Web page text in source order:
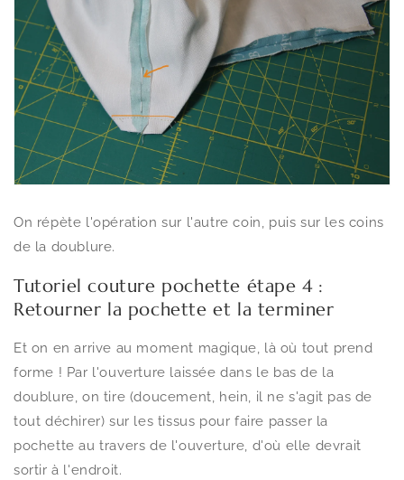
On répète l'opération sur l'autre coin, puis sur les coins
de la doublure.
Tutoriel couture pochette étape 4 :
Retourner la pochette et la terminer
Et on en arrive au moment magique, là où tout prend
forme ! Par l'ouverture laissée dans le bas de la
doublure, on tire (doucement, hein, il ne s'agit pas de
tout déchirer) sur les tissus pour faire passer la
pochette au travers de l'ouverture, d'où elle devrait
sortir à l'endroit.